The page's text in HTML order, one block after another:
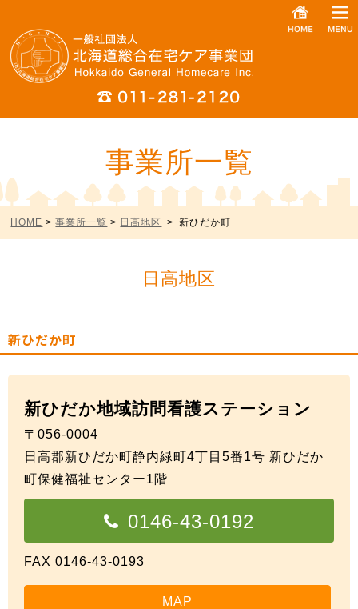
事業所一覧
HOME >事業所一覧 > 日高地区 > 新ひだか町
日高地区
新ひだか町
新ひだか地域訪問看護ステーション
〒056-0004
日高郡新ひだか町静内緑町4丁目5番1号 新ひだか
町保健福祉センター1階
MAP
0146-43-0192
FAX 0146-43-0193